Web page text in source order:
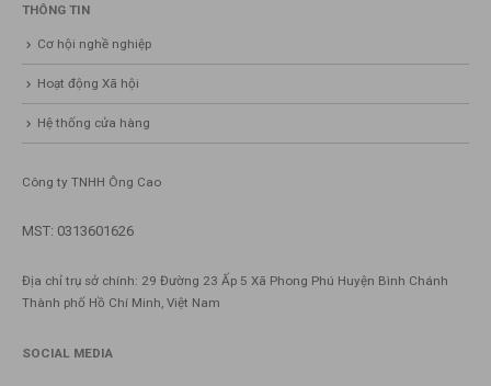
THÔNG TIN
Cơ hội nghề nghiệp
Hoạt động Xã hội
Hệ thống cửa hàng
Công ty TNHH Ông Cao
MST: 0313601626
Địa chỉ trụ sở chính: 29 Đường 23 Ấp 5 Xã Phong Phú Huyện Bình Chánh
Thành phố Hồ Chí Minh, Việt Nam
SOCIAL MEDIA